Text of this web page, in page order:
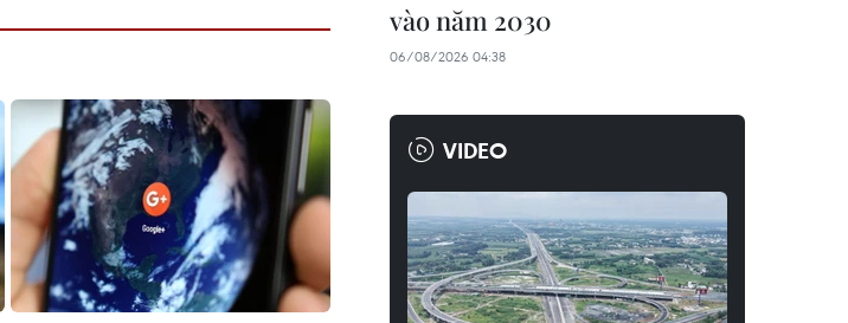
vào năm 2030
06/08/2026 04:38
VIDEO